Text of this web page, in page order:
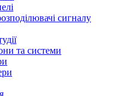
сигналу
та системи